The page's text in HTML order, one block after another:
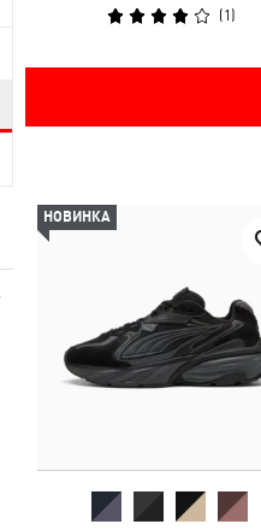
(1 )
НОВИНКА